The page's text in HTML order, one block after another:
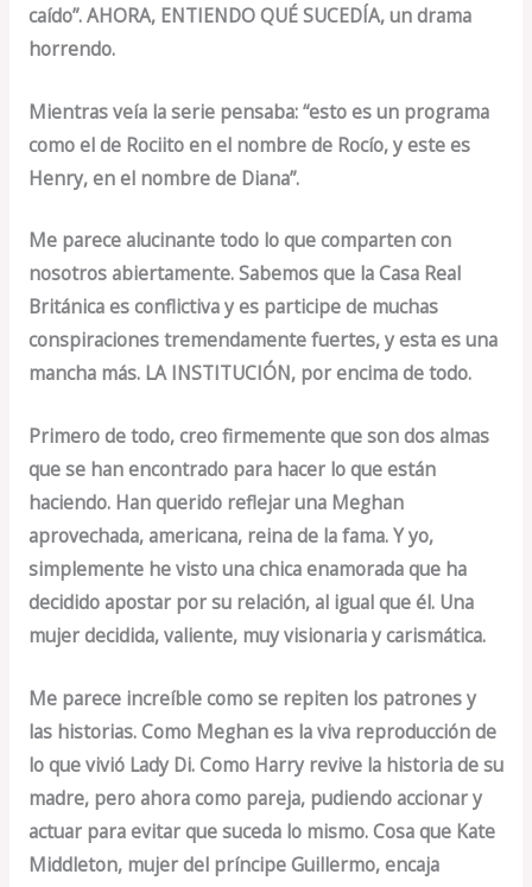
caído”. AHORA, ENTIENDO QUÉ SUCEDÍA, un drama
horrendo.
Mientras veía la serie pensaba: “esto es un programa
como el de Rociito en el nombre de Rocío, y este es
Henry, en el nombre de Diana”.
Me parece alucinante todo lo que comparten con
nosotros abiertamente. Sabemos que la Casa Real
Británica es conflictiva y es participe de muchas
conspiraciones tremendamente fuertes, y esta es una
mancha más. LA INSTITUCIÓN, por encima de todo.
Primero de todo, creo firmemente que son dos almas
que se han encontrado para hacer lo que están
haciendo. Han querido reflejar una Meghan
aprovechada, americana, reina de la fama. Y yo,
simplemente he visto una chica enamorada que ha
decidido apostar por su relación, al igual que él. Una
mujer decidida, valiente, muy visionaria y carismática.
Me parece increíble como se repiten los patrones y
las historias. Como Meghan es la viva reproducción de
lo que vivió Lady Di. Como Harry revive la historia de su
madre, pero ahora como pareja, pudiendo accionar y
actuar para evitar que suceda lo mismo. Cosa que Kate
Middleton, mujer del príncipe Guillermo, encaja